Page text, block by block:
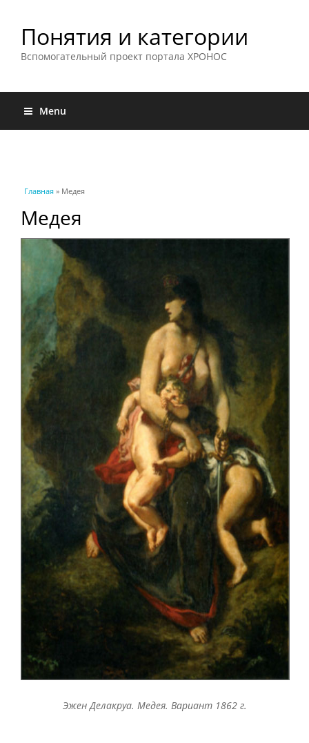
Понятия и категории
Вспомогательный проект портала ХРОНОС
Menu
Вы здесь
Главная » Медея
Медея
Эжен Делакруа. Медея. Вариант 1862 г.